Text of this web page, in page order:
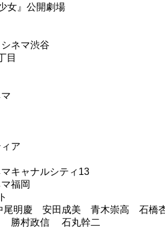
女』公開劇場
ネマ渋谷
目
ア
キャナルシティ13
福岡
尾明慶 安田成美 青木崇高 石
勝村政信 石丸幹二